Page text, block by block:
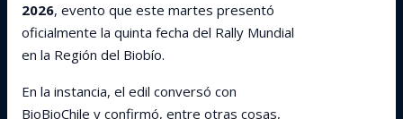
2026, evento que este martes presentó
oficialmente la quinta fecha del Rally Mundial
en la Región del Biobío.
En la instancia, el edil conversó con
BioBioChile y confirmó, entre otras cosas,